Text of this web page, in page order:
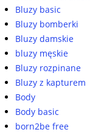
Bluzy basic
Bluzy bomberki
Bluzy damskie
bluzy męskie
Bluzy rozpinane
Bluzy z kapturem
Body
Body basic
born2be free